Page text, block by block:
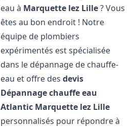
eau à Marquette lez Lille? Vous
êtes au bon endroit ! Notre
équipe de plombiers
expérimentés est spécialisée
dans le dépannage de chauffe-
eau et offre desdevis
Dépannage chauffe eau
Atlantic Marquette lez Lille
personnalisés pour répondre à